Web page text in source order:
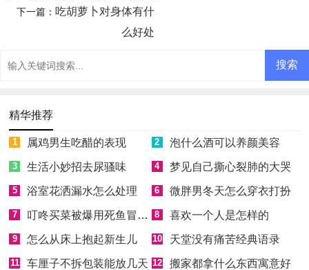
下一篇： 吃胡萝卜对身体有什
么好处
精华推荐
1 属鸡男生吃醋的表现 2 泡什么酒可以养颜美容
3 生活小妙招去尿骚味 4 梦见自己撕心裂肺的大哭
5 浴室花洒漏水怎么处理 6 微胖男冬天怎么穿衣打扮
7 叮咚买菜被爆用死鱼冒充活鱼被约谈 8 喜欢一个人是怎样的
9 怎么从床上抱起新生儿 10 天堂没有痛苦经典语录
11 车厘子不拆包装能放几天 12 搬家都拿什么东西寓意好